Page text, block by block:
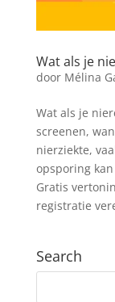
Wat als je
door Mélina
Wat als je
screenen,
nierziekte,
opsporing
Gratis
registratie
Search